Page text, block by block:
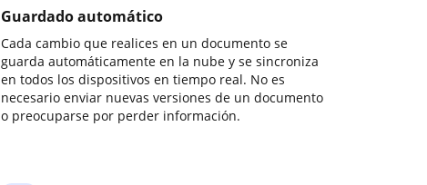
Guardado automático
Cada cambio que realices en un documento se
guarda automáticamente en la nube y se sincroniza
en todos los dispositivos en tiempo real. No es
necesario enviar nuevas versiones de un documento
o preocuparse por perder información.